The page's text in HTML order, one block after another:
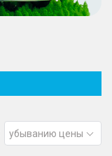
убыванию цены